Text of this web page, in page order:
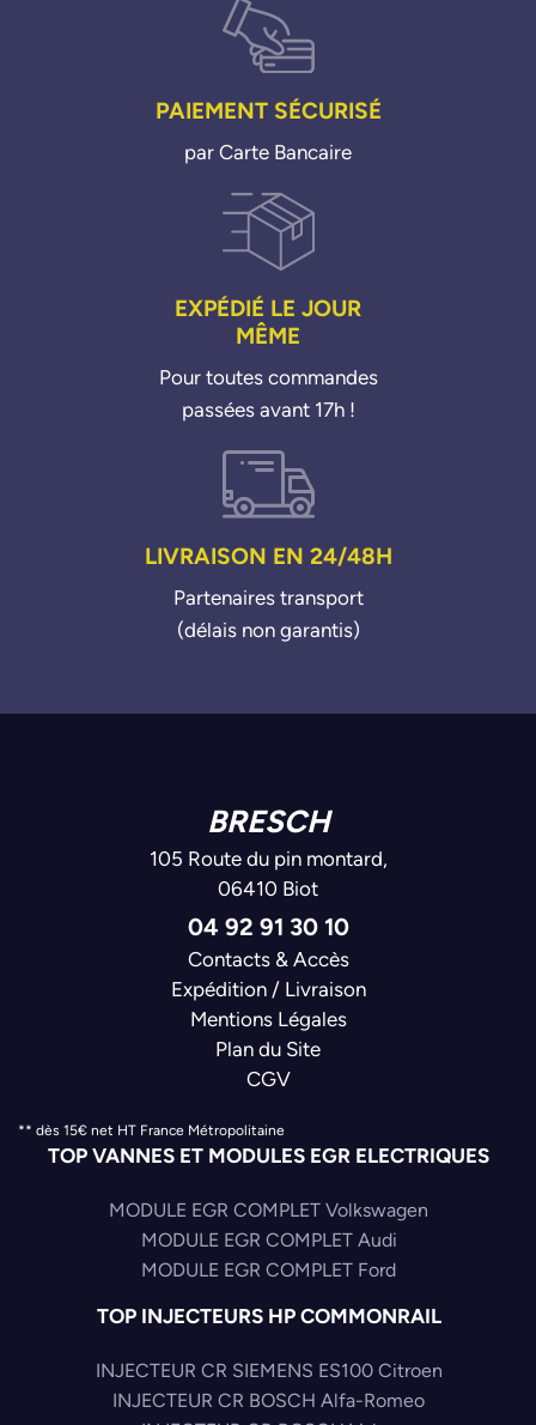
PAIEMENT SÉCURISÉ
par Carte Bancaire
EXPÉDIÉ LE JOUR
MÊME
Pour toutes commandes
passées avant 17h !
LIVRAISON EN 24/48H
Partenaires transport
(délais non garantis)
BRESCH
105 Route du pin montard,
06410 Biot
04 92 91 30 10
Contacts & Accès
Expédition / Livraison
Mentions Légales
Plan du Site
CGV
** dès 15€ net HT France Métropolitaine
TOP VANNES ET MODULES EGR ELECTRIQUES
MODULE EGR COMPLET Volkswagen
MODULE EGR COMPLET Audi
MODULE EGR COMPLET Ford
TOP INJECTEURS HP COMMONRAIL
INJECTEUR CR SIEMENS ES100 Citroen
INJECTEUR CR BOSCH Alfa-Romeo